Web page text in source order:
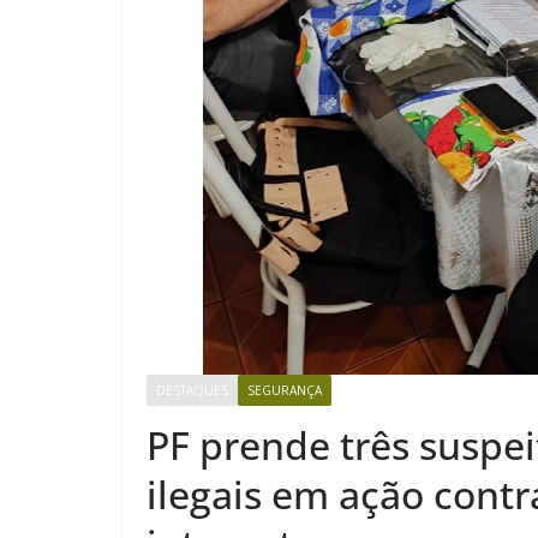
DESTAQUES SEGURANÇA
PF prende três
ilegais em ação